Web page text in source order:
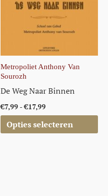
Metropoliet Anthony Van
Sourozh
De Weg Naar Binnen
€7,99 - €17,99
Opties selecteren
de
productpagina